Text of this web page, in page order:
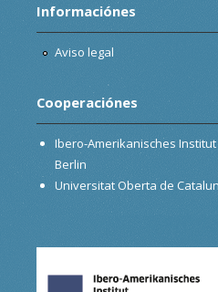
Informaciónes
Aviso legal
Cooperaciónes
Ibero-Amerikanisches
Berlin
Universitat Oberta de